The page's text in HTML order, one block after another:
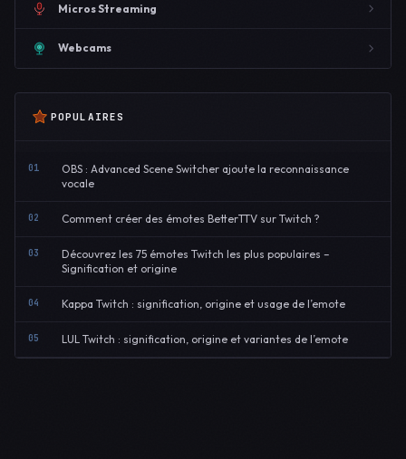
Micros Streaming
Webcams
POPULAIRES
01
OBS : Advanced Scene Switcher ajoute la reconnaissance
vocale
02 Comment créer des émotes BetterTTV sur Twitch ?
03
Découvrez les 75 émotes Twitch les plus populaires –
Signification et origine
04 Kappa Twitch : signification, origine et usage de l’emote
05 LUL Twitch : signification, origine et variantes de l’emote